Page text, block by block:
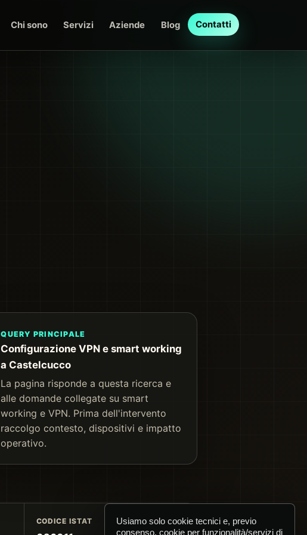
Usiamo solo cookie tecnici e, previo
consenso, cookie per funzionalità/servizi di
Chi sono Servizi Aziende Blog Contatti
QUERY PRINCIPALE
Configurazione VPN e smart working
a Castelcucco
La pagina risponde a questa ricerca e
alle domande collegate su smart
working e VPN. Prima dell'intervento
raccolgo contesto, dispositivi e impatto
operativo.
CODICE ISTAT